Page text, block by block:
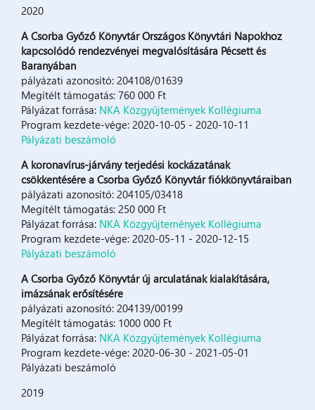
2020
A Csorba Győző Könyvtár Országos Könyvtári Napokhoz
kapcsolódó rendezvényei megvalósítására Pécsett és
Baranyában
pályázati azonosító: 204108/01639
Megítélt támogatás: 760 000 Ft
Pályázat forrása: NKA Közgyűjtemények Kollégiuma
Program kezdete-vége: 2020-10-05 - 2020-10-11
Pályázati beszámoló
A koronavírus-járvány terjedési kockázatának
csökkentésére a Csorba Győző Könyvtár fiókkönyvtáraiban
pályázati azonosító: 204105/03418
Megítélt támogatás: 250 000 Ft
Pályázat forrása: NKA Közgyűjtemények Kollégiuma
Program kezdete-vége: 2020-05-11 - 2020-12-15
Pályázati beszámoló
A Csorba Győző Könyvtár új arculatának kialakítására,
imázsának erősítésére
pályázati azonosító: 204139/00199
Megítélt támogatás: 1000 000 Ft
Pályázat forrása: NKA Közgyűjtemények Kollégiuma
Program kezdete-vége: 2020-06-30 - 2021-05-01
Pályázati beszámoló
2019